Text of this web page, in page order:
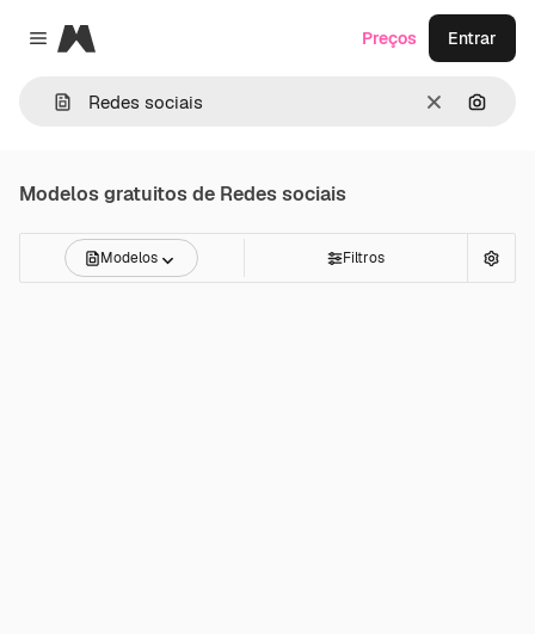
Close menu
Magnific
Limpar
Preços Entrar
Modelos gratuitos de Redes sociais
Modelos Filtros